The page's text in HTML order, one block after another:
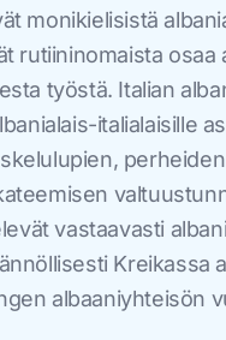
monikielisistä
rutiininomaista osaa
työstä. Italian
italialaisille
perheiden
vastaavasti
Kreikassa
albaaniyhteisön